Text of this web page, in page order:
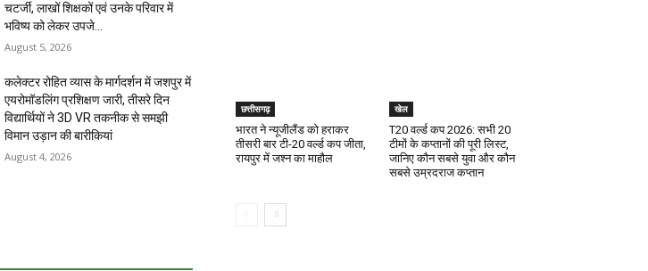
चटर्जी, लाखों शिक्षकों एवं उनके परिवार में
भविष्य को लेकर उपजे...
August 5, 2026
कलेक्टर रोहित व्यास के मार्गदर्शन में जशपुर में
एयरोमॉडलिंग प्रशिक्षण जारी, तीसरे दिन
विद्यार्थियों ने 3D VR तकनीक से समझी
विमान उड़ान की बारीकियां
August 4, 2026
छत्तीसगढ़
भारत ने न्यूजीलैंड को हराकर
तीसरी बार टी-20 वर्ल्ड कप जीता,
रायपुर में जश्न का माहौल
खेल
T20 वर्ल्ड कप 2026: सभी 20
टीमों के कप्तानों की पूरी लिस्ट,
जानिए कौन सबसे युवा और कौन
सबसे उम्रदराज कप्तान